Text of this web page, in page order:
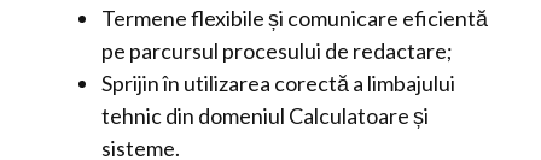
Termene flexibile și comunicare eficientă
pe parcursul procesului de redactare;
Sprijin în utilizarea corectă a limbajului
tehnic din domeniul Calculatoare și
sisteme.